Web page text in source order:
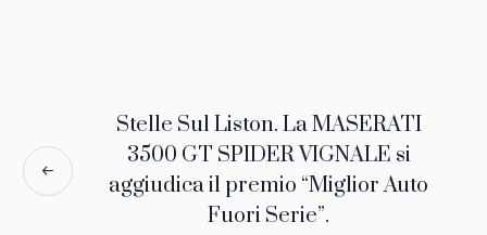
Stelle Sul Liston. La MASERATI
3500 GT SPIDER VIGNALE si
aggiudica il premio “Miglior Auto
Fuori Serie”.